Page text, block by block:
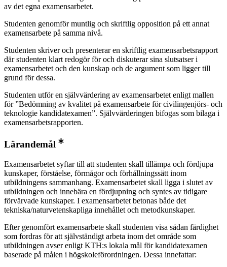
av det egna examensarbetet.
Studenten genomför muntlig och skriftlig opposition på ett annat
examensarbete på samma nivå.
Studenten skriver och presenterar en skriftlig examensarbetsrapport
där studenten klart redogör för och diskuterar sina slutsatser i
examensarbetet och den kunskap och de argument som ligger till
grund för dessa.
Studenten utför en självvärdering av examensarbetet enligt mallen
för ”Bedömning av kvalitet på examensarbete för civilingenjörs- och
teknologie kandidatexamen”. Självvärderingen bifogas som bilaga i
examensarbetsrapporten.
Lärandemål
Examensarbetet syftar till att studenten skall tillämpa och fördjupa
kunskaper, förståelse, förmågor och förhållningssätt inom
utbildningens sammanhang. Examensarbetet skall ligga i slutet av
utbildningen och innebära en fördjupning och syntes av tidigare
förvärvade kunskaper. I examensarbetet betonas både det
tekniska/naturvetenskapliga innehållet och metodkunskaper.
Efter genomfört examensarbete skall studenten visa sådan färdighet
som fordras för att självständigt arbeta inom det område som
utbildningen avser enligt KTH:s lokala mål för kandidatexamen
baserade på målen i högskoleförordningen. Dessa innefattar: